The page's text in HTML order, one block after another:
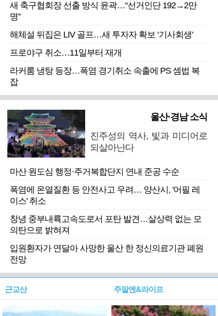
새 축구협회장 선출 방식 윤곽…“선거인단 192→2만
명”
해체설 뒤집은 LIV 골프…새 투자자 확보 ‘기사회생’
프로야구 취소…11일부터 재개
라커룸 냉탕 등장…폭염 경기취소 속출에 PS 셈법 복
잡
울산·경남 소식
진주성의 역사, 빛과 미디어로
되살아난다
마산 원도심 행정·주거복합단지 연내 준공 수순
폭염에 온열질환 등 안전사고 우려… 양산시, '어필 레
이스' 취소
창녕 중부내륙고속도로서 포탄 발견…살상력 없는 모
의탄으로 밝혀져
입원환자가 연달아 사망한 울산 한 정신의료기관 폐원
전망
근교산 주말엔&라이프